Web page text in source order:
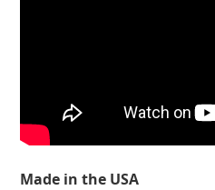
Made in the USA